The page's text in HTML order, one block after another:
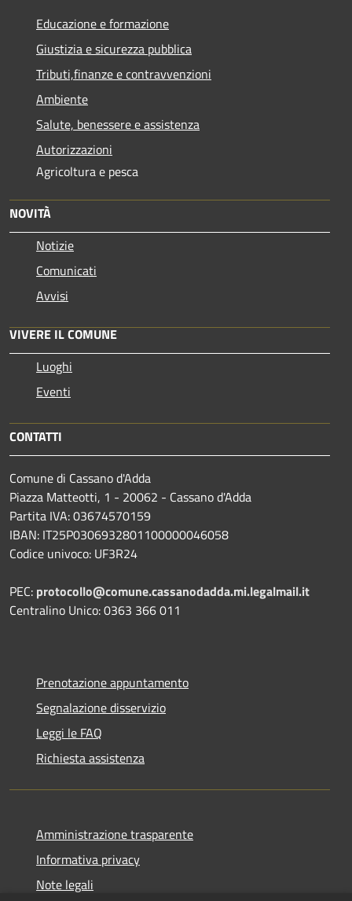
Educazione e formazione
Giustizia e sicurezza pubblica
Tributi,finanze e contravvenzioni
Ambiente
Salute, benessere e assistenza
Autorizzazioni
Agricoltura e pesca
NOVITÀ
Notizie
Comunicati
Avvisi
VIVERE IL COMUNE
Luoghi
Eventi
CONTATTI
Comune di Cassano d'Adda
Piazza Matteotti, 1 - 20062 - Cassano d'Adda
Partita IVA: 03674570159
IBAN: IT25P0306932801100000046058
Codice univoco: UF3R24
PEC: protocollo@comune.cassanodadda.mi.legalmail.it
Centralino Unico: 0363 366 011
Prenotazione appuntamento
Segnalazione disservizio
Leggi le FAQ
Richiesta assistenza
Amministrazione trasparente
Informativa privacy
Note legali